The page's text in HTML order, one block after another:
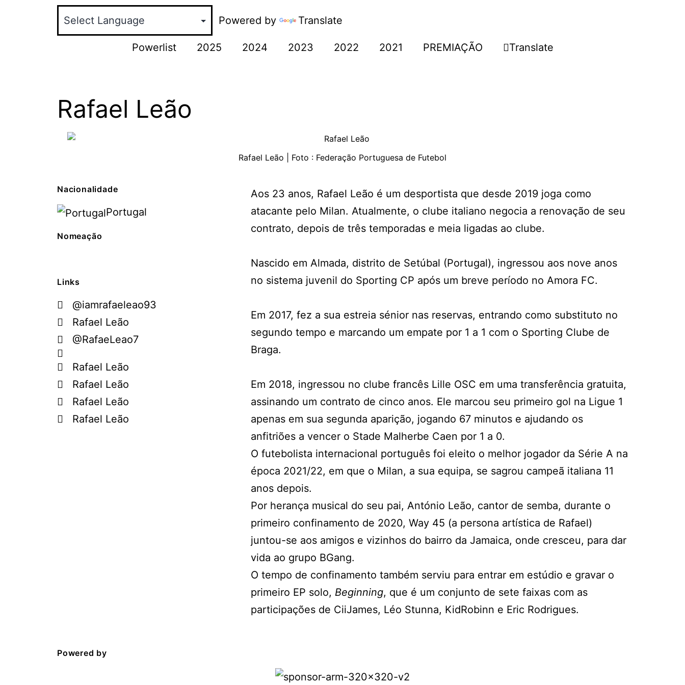
Powered by Translate
Powerlist 2025 2024 2023 2022 2021 PREMIAÇÃO Translate
Rafael Leão
Rafael Leão | Foto : Federação Portuguesa de Futebol
Nacionalidade
Portugal
Nomeação
Links
@iamrafaeleao93
Rafael Leão
@RafaeLeao7
Rafael Leão
Rafael Leão
Rafael Leão
Rafael Leão
Aos 23 anos, Rafael Leão é um desportista que desde 2019 joga como
atacante pelo Milan. Atualmente, o clube italiano negocia a renovação de seu
contrato, depois de três temporadas e meia ligadas ao clube.
Nascido em Almada, distrito de Setúbal (Portugal), ingressou aos nove anos
no sistema juvenil do Sporting CP após um breve período no Amora FC.
Em 2017, fez a sua estreia sénior nas reservas, entrando como substituto no
segundo tempo e marcando um empate por 1 a 1 com o Sporting Clube de
Braga.
Em 2018, ingressou no clube francês Lille OSC em uma transferência gratuita,
assinando um contrato de cinco anos. Ele marcou seu primeiro gol na Ligue 1
apenas em sua segunda aparição, jogando 67 minutos e ajudando os
anfitriões a vencer o Stade Malherbe Caen por 1 a 0.
O futebolista internacional português foi eleito o melhor jogador da Série A na
época 2021/22, em que o Milan, a sua equipa, se sagrou campeã italiana 11
anos depois.
Por herança musical do seu pai, António Leão, cantor de semba, durante o
primeiro confinamento de 2020, Way 45 (a persona artística de Rafael)
juntou-se aos amigos e vizinhos do bairro da Jamaica, onde cresceu, para dar
vida ao grupo BGang.
O tempo de confinamento também serviu para entrar em estúdio e gravar o
primeiro EP solo, Beginning, que é um conjunto de sete faixas com as
participações de CiiJames, Léo Stunna, KidRobinn e Eric Rodrigues.
Powered by